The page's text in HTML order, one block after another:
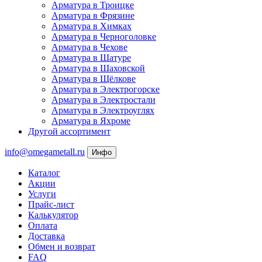
Арматура в Троицке
Арматура в Фрязине
Арматура в Химках
Арматура в Черноголовке
Арматура в Чехове
Арматура в Шатуре
Арматура в Шаховской
Арматура в Щёлкове
Арматура в Электрогорске
Арматура в Электростали
Арматура в Электроуглях
Арматура в Яхроме
Другой ассортимент
info@omegametall.ru Инфо
Каталог
Акции
Услуги
Прайс-лист
Калькулятор
Оплата
Доставка
Обмен и возврат
FAQ